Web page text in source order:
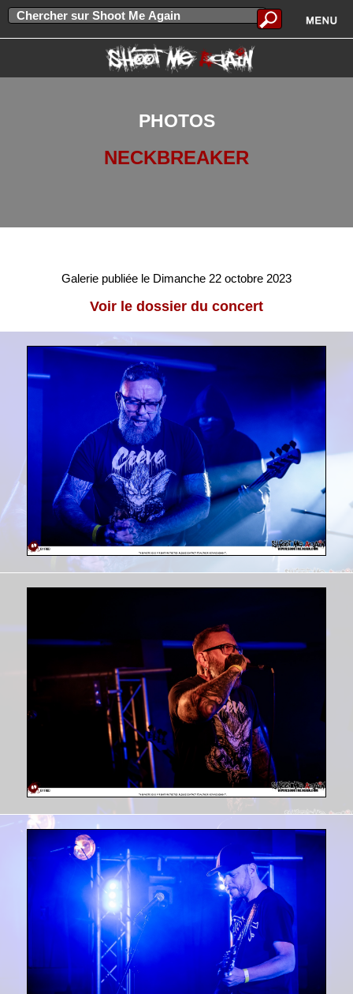
PHOTOS
NECKBREAKER
Galerie publiée le Dimanche 22 octobre 2023
Voir le dossier du concert